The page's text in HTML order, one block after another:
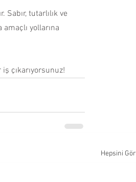
tutarlılık ve
yollarına
çıkarıyorsunuz!
Hepsini Gör